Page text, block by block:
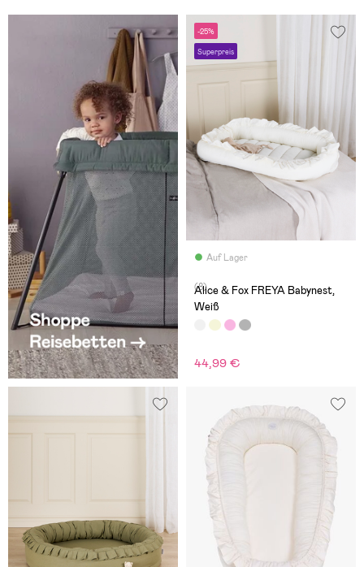
-25%
Superpreis
Auf Lager
(8)
Alice & Fox FREYA Babynest,
Weiß
44,99 €